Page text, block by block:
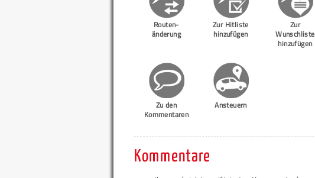
Routen-
änderung
Zur Hitliste
hinzufügen
Zur
Wunschliste
hinzufügen
Zu den
Kommentaren
Ansteuern
Kommentare